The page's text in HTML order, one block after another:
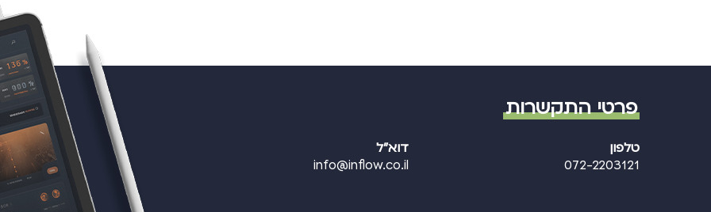
פרטי התקשרות
דוא"ל
info@inflow.co.il
טלפון
072-2203121